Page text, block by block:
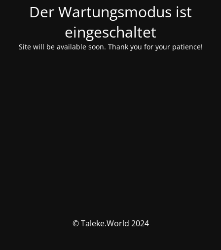
Der Wartungsmodus ist
eingeschaltet
Site will be available soon. Thank you for your patience!
© Taleke.World 2024